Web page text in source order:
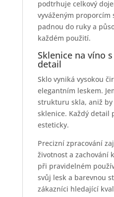
podtrhuje celkový
vyváženým proporcím
padnou do ruky a
každém použití.
Sklenice na víno
detail
Sklo vyniká vysokou
elegantním leskem.
strukturu skla, aniž
sklenice. Každý detail
esteticky.
Precizní zpracování
životnost a zachování
při pravidelném
svůj lesk a barevnou
zákazníci hledající